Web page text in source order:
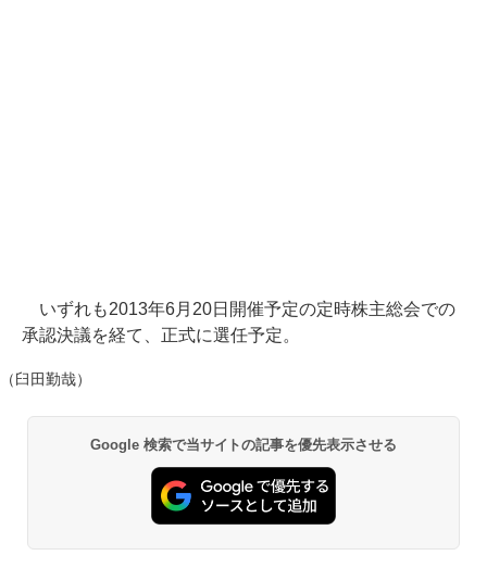
いずれも2013年6月20日開催予定の定時株主総会での
承認決議を経て、正式に選任予定。
（臼田勤哉）
Google 検索で当サイトの記事を優先表示させる